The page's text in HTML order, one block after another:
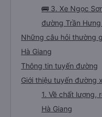
🚌 3. Xe Ngọc
đường Trần
Những câu hỏi thường
Hà Giang
Thông tin tuyến đường
Giới thiệu tuyến đường
1. Về chất lượng,
Hà Giang